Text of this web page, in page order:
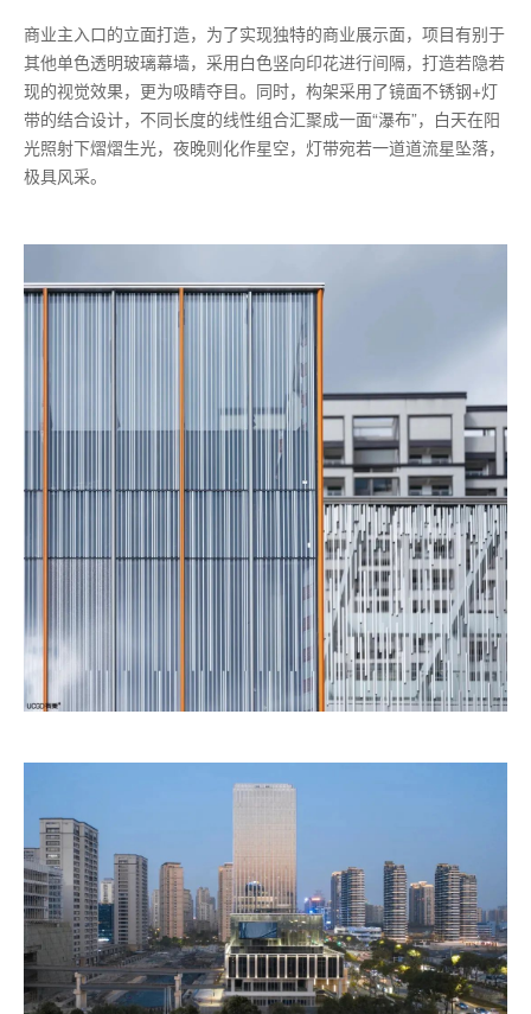
商业主入口的立面打造，为了实现独特的商业展示面，项目有别于
其他单色透明玻璃幕墙，采用白色竖向印花进行间隔，打造若隐若
现的视觉效果，更为吸睛夺目。同时，构架采用了镜面不锈钢+灯
带的结合设计，不同长度的线性组合汇聚成一面“瀑布”，白天在阳
光照射下熠熠生光，夜晚则化作星空，灯带宛若一道道流星坠落，
极具风采。